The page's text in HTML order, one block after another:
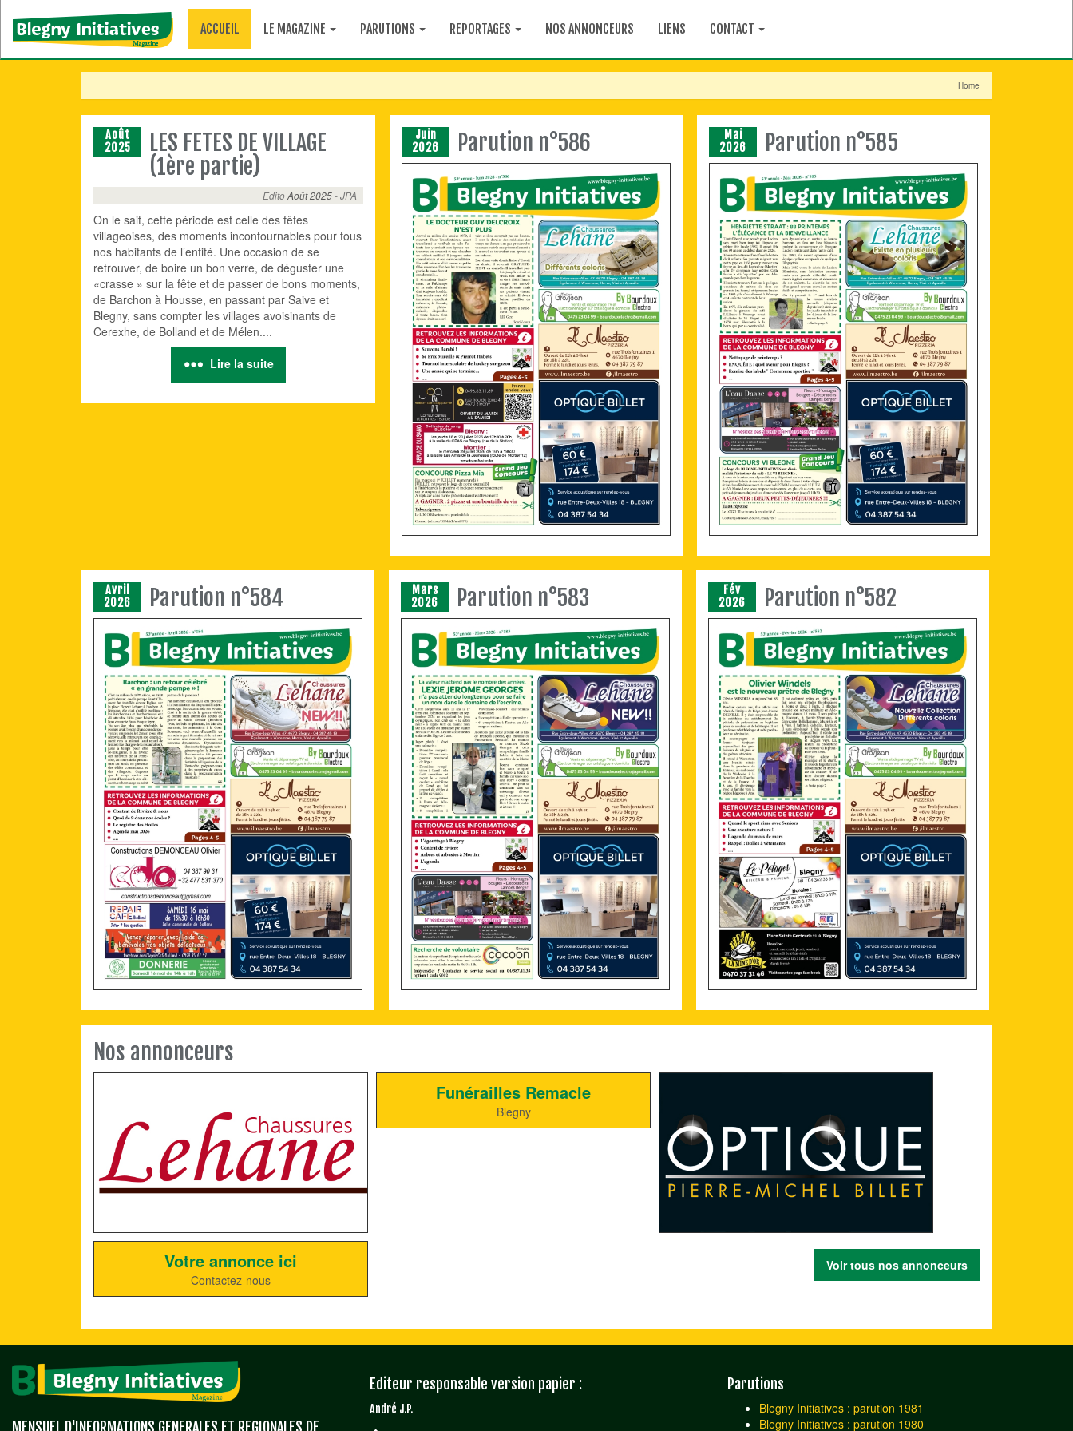
ACCUEIL LE MAGAZINE PARUTIONS REPORTAGES NOS ANNONCEURS LIENS CONTACT
Home
Août
2025
LES FETES DE VILLAGE
(1ère partie)
EditoAoût 2025- JPA
On le sait, cette période est celle des fêtes
villageoises, des moments incontournables pour tous
nos habitants de l’entité. Une occasion de se
retrouver, de boire un bon verre, de déguster une
«crasse » sur la fête et de passer de bons moments,
de Barchon à Housse, en passant par Saive et
Blegny, sans compter les villages avoisinants de
Cerexhe, de Bolland et de Mélen....
Lire la suite
Juin
2026
Parution n°586
Mai
2026
Parution n°585
Avril
2026
Parution n°584
Mars
2026
Parution n°583
Fév
2026
Parution n°582
Nos annonceurs
Funérailles Remacle
Blegny
Votre annonce ici
Contactez-nous
Voir tous nos annonceurs
MENSUEL D'INFORMATIONS GENERALES ET REGIONALES DE
Editeur responsable version papier :
André J.P.
Parutions
Blegny Initiatives : parution 1981
Blegny Initiatives : parution 1980